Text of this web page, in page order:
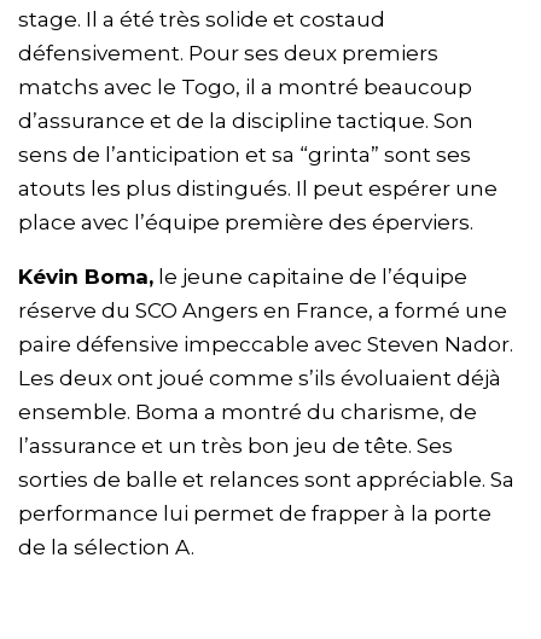
stage. Il a été très solide et costaud
défensivement. Pour ses deux premiers
matchs avec le Togo, il a montré beaucoup
d’assurance et de la discipline tactique. Son
sens de l’anticipation et sa “grinta” sont ses
atouts les plus distingués. Il peut espérer une
place avec l’équipe première des éperviers.
Kévin Boma, le jeune capitaine de l’équipe
réserve du SCO Angers en France, a formé une
paire défensive impeccable avec Steven Nador.
Les deux ont joué comme s’ils évoluaient déjà
ensemble. Boma a montré du charisme, de
l’assurance et un très bon jeu de tête. Ses
sorties de balle et relances sont appréciable. Sa
performance lui permet de frapper à la porte
de la sélection A.